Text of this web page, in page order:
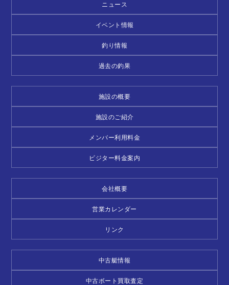
ニュース
イベント情報
釣り情報
過去の釣果
施設の概要
施設のご紹介
メンバー利用料金
ビジター料金案内
会社概要
営業カレンダー
リンク
中古艇情報
中古ボート買取査定